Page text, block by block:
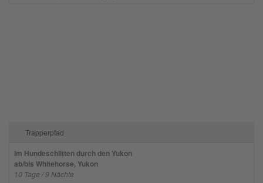
Trapperpfad
Im Hundeschlitten durch den Yukon
ab/bis Whitehorse, Yukon
10 Tage / 9 Nächte